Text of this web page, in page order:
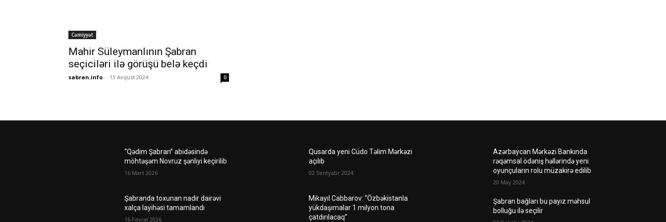
Cəmiyyət
Mahir Süleymanlının Şabran
seçiciləri ilə görüşü belə keçdi
sabran.info - 13 Avqust 2024 0
“Qədim Şabran” abidəsində
möhtəşəm Novruz şənliyi keçirilib
16 Mart 2026
Şabranda toxunan nadir dairəvi
xalça layihəsi tamamlandı
16 Fevral 2026
Qusarda yeni Cüdo Təlim Mərkəzi
açılıb
02 Sentyabr 2024
Mikayıl Cabbarov: “Özbəkistanla
yükdaşımalar 1 milyon tona
çatdırılacaq”
Azərbaycan Mərkəzi Bankında
rəqəmsal ödəniş həllərində yeni
oyunçuların rolu müzakirə edilib
20 May 2024
Şabran bağları bu payız məhsul
bolluğu ilə seçilir